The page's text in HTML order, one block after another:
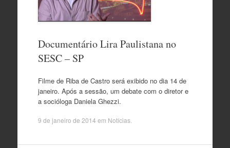
Documentário Lira Paulistana no
SESC – SP
Filme de Riba de Castro será exibido no dia 14 de
janeiro. Após a sessão, um debate com o diretor e
a socióloga Daniela Ghezzi.
9 de janeiro de 2014 em Notícias.